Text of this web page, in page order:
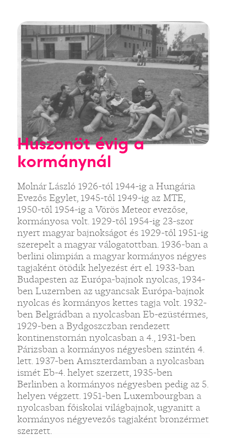
Huszonöt évig a
kormánynál
Molnár László 1926-tól 1944-ig a Hungária
Evezős Egylet, 1945-től 1949-ig az MTE,
1950-től 1954-ig a Vörös Meteor evezőse,
kormányosa volt. 1929-től 1954-ig 23-szor
nyert magyar bajnokságot és 1929-től 1951-ig
szerepelt a magyar válogatottban. 1936-ban a
berlini olimpián a magyar kormányos négyes
tagjaként ötödik helyezést ért el. 1933-ban
Budapesten az Európa-bajnok nyolcas, 1934-
ben Luzernben az ugyancsak Európa-bajnok
nyolcas és kormányos kettes tagja volt. 1932-
ben Belgrádban a nyolcasban Eb-ezüstérmes,
1929-ben a Bydgoszczban rendezett
kontinenstornán nyolcasban a 4., 1931-ben
Párizsban a kormányos négyesben szintén 4.
lett. 1937-ben Amszterdamban a nyolcasban
ismét Eb-4. helyet szerzett, 1935-ben
Berlinben a kormányos négyesben pedig az 5.
helyen végzett. 1951-ben Luxembourgban a
nyolcasban főiskolai világbajnok, ugyanitt a
kormányos négyevezős tagjaként bronzérmet
szerzett.